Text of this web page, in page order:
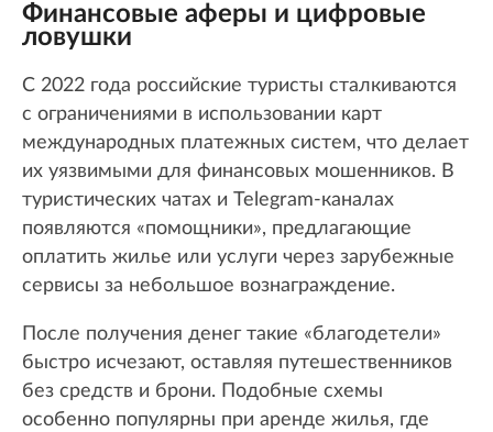
Финансовые аферы и цифровые
ловушки
С 2022 года российские туристы сталкиваются
с ограничениями в использовании карт
международных платежных систем, что делает
их уязвимыми для финансовых мошенников. В
туристических чатах и Telegram-каналах
появляются «помощники», предлагающие
оплатить жилье или услуги через зарубежные
сервисы за небольшое вознаграждение.
После получения денег такие «благодетели»
быстро исчезают, оставляя путешественников
без средств и брони. Подобные схемы
особенно популярны при аренде жилья, где